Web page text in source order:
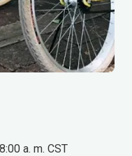
a. m. CST